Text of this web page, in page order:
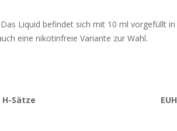
Liquid befindet sich mit 10 ml vorgefüllt in
eine nikotinfreie Variante zur Wahl.
H-Sätze EUH